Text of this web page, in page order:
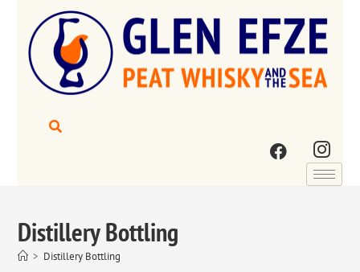
Distillery Bottling
> Distillery Bottling